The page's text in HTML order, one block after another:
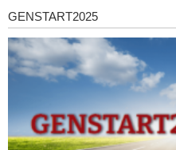
Genstart2025
GENSTART2025